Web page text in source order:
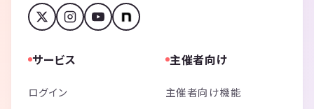
サービス
ログイン
主催者向け
主催者向け機能